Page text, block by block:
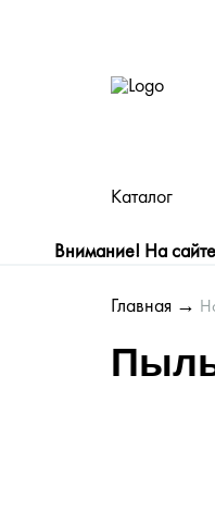
Каталог
Внимание! На
Главная →